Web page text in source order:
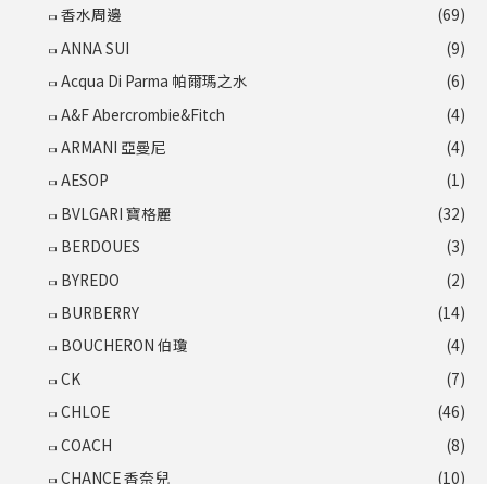
香水周邊
(69)
ANNA SUI
(9)
Acqua Di Parma 帕爾瑪之水
(6)
A&F Abercrombie&Fitch
(4)
ARMANI 亞曼尼
(4)
AESOP
(1)
BVLGARI 寶格麗
(32)
BERDOUES
(3)
BYREDO
(2)
BURBERRY
(14)
BOUCHERON 伯瓊
(4)
CK
(7)
CHLOE
(46)
COACH
(8)
CHANCE 香奈兒
(10)